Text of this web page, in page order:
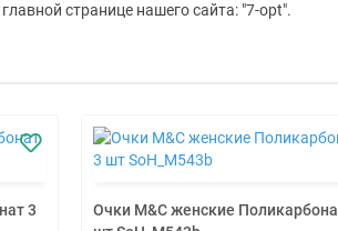
странице нашего сайта: "7-opt".
3
Очки M&C женские